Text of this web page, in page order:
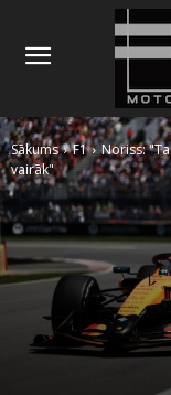
Sākums F1
Noriss:
vairāk"